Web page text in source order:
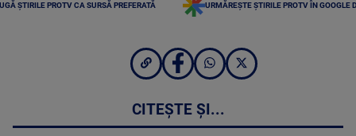
ȘTIRILE PROTV CA SURSĂ PREFERATĂ URMĂREȘTE ȘTIRILE PROTV ÎN GOOGLE
CITEȘTE ȘI...